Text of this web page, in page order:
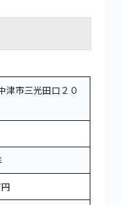
津市三光田口２０